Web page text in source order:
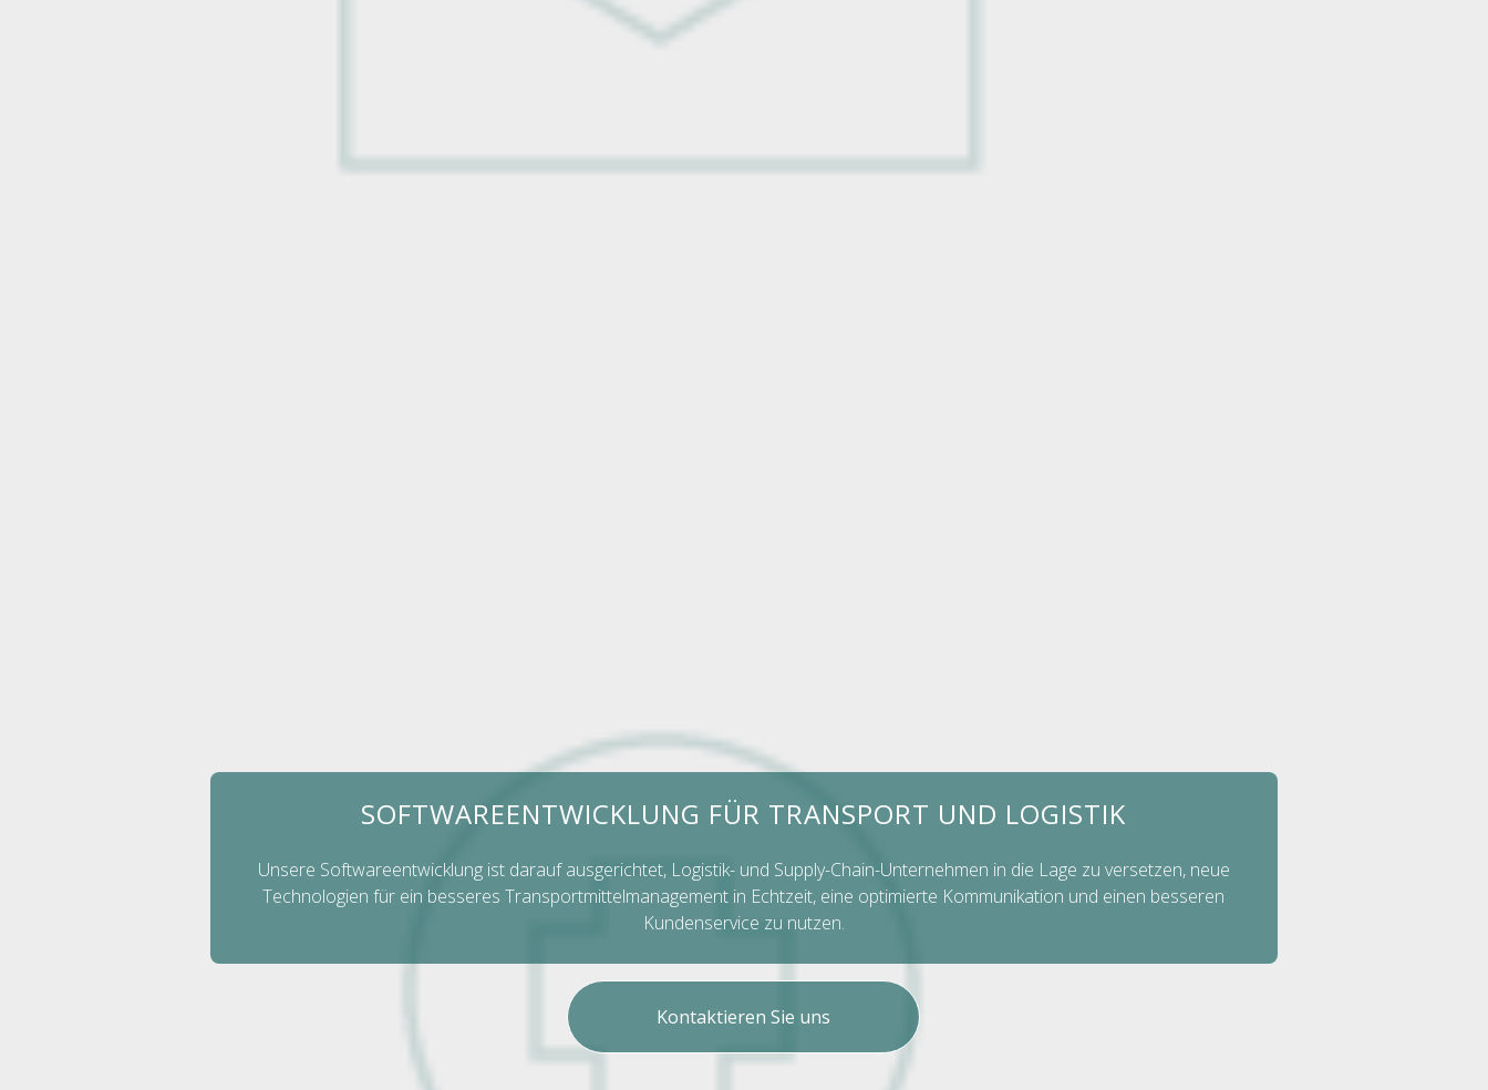
SOFTWAREENTWICKLUNG FÜR TRANSPORT UND LOGISTIK
Unsere Softwareentwicklung ist darauf ausgerichtet, Logistik- und Supply-Chain-Unternehmen in die Lage zu versetzen, neue
Technologien für ein besseres Transportmittelmanagement in Echtzeit, eine optimierte Kommunikation und einen besseren
Kundenservice zu nutzen.
Kontaktieren Sie uns